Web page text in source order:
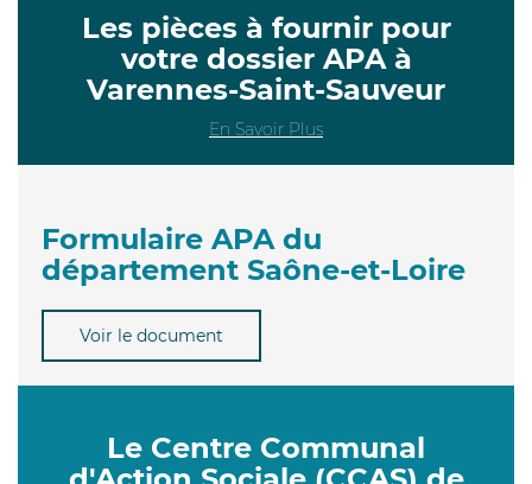
Les pièces à fournir pour
votre dossier APA à
Varennes-Saint-Sauveur
En Savoir Plus
Formulaire APA du
département Saône-et-Loire
Voir le document
Le Centre Communal